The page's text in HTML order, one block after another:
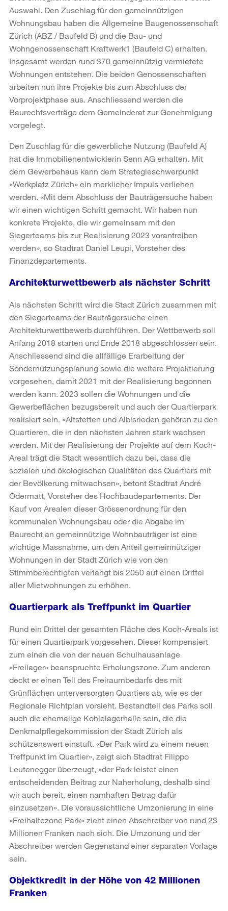
Auswahl. Den Zuschlag für den gemeinnützigen
Wohnungsbau haben die Allgemeine Baugenossenschaft
Zürich (ABZ / Baufeld B) und die Bau- und
Wohngenossenschaft Kraftwerk1 (Baufeld C) erhalten.
Insgesamt werden rund 370 gemeinnützig vermietete
Wohnungen entstehen. Die beiden Genossenschaften
arbeiten nun ihre Projekte bis zum Abschluss der
Vorprojektphase aus. Anschliessend werden die
Baurechtsverträge dem Gemeinderat zur Genehmigung
vorgelegt.
Den Zuschlag für die gewerbliche Nutzung (Baufeld A)
hat die Immobilienentwicklerin Senn AG erhalten. Mit
dem Gewerbehaus kann dem Strategieschwerpunkt
«Werkplatz Zürich» ein merklicher Impuls verliehen
werden. «Mit dem Abschluss der Bauträgersuche haben
wir einen wichtigen Schritt gemacht. Wir haben nun
konkrete Projekte, die wir gemeinsam mit den
Siegerteams bis zur Realisierung 2023 vorantreiben
werden», so Stadtrat Daniel Leupi, Vorsteher des
Finanzdepartements.
Architekturwettbewerb als nächster Schritt
Als nächsten Schritt wird die Stadt Zürich zusammen mit
den Siegerteams der Bauträgersuche einen
Architekturwettbewerb durchführen. Der Wettbewerb soll
Anfang 2018 starten und Ende 2018 abgeschlossen sein.
Anschliessend sind die allfällige Erarbeitung der
Sondernutzungsplanung sowie die weitere Projektierung
vorgesehen, damit 2021 mit der Realisierung begonnen
werden kann. 2023 sollen die Wohnungen und die
Gewerbeflächen bezugsbereit und auch der Quartierpark
realisiert sein. «Altstetten und Albisrieden gehören zu den
Quartieren, die in den nächsten Jahren stark wachsen
werden. Mit der Realisierung der Projekte auf dem Koch-
Areal trägt die Stadt wesentlich dazu bei, dass die
sozialen und ökologischen Qualitäten des Quartiers mit
der Bevölkerung mitwachsen», betont Stadtrat André
Odermatt, Vorsteher des Hochbaudepartements. Der
Kauf von Arealen dieser Grössenordnung für den
kommunalen Wohnungsbau oder die Abgabe im
Baurecht an gemeinnützige Wohnbauträger ist eine
wichtige Massnahme, um den Anteil gemeinnütziger
Wohnungen in der Stadt Zürich wie von den
Stimmberechtigten verlangt bis 2050 auf einen Drittel
aller Mietwohnungen zu erhöhen.
Quartierpark als Treffpunkt im Quartier
Rund ein Drittel der gesamten Fläche des Koch-Areals ist
für einen Quartierpark vorgesehen. Dieser kompensiert
zum einen die von der neuen Schulhausanlage
«Freilager» beanspruchte Erholungszone. Zum anderen
deckt er einen Teil des Freiraumbedarfs des mit
Grünflächen unterversorgten Quartiers ab, wie es der
Regionale Richtplan vorsieht. Bestandteil des Parks soll
auch die ehemalige Kohlelagerhalle sein, die die
Denkmalpflegekommission der Stadt Zürich als
schützenswert einstuft. «Der Park wird zu einem neuen
Treffpunkt im Quartier», zeigt sich Stadtrat Filippo
Leutenegger überzeugt, «der Park leistet einen
entscheidenden Beitrag zur Naherholung, deshalb sind
wir auch bereit, einen namhaften Betrag dafür
einzusetzen». Die voraussichtliche Umzonierung in eine
«Freihaltezone Park» zieht einen Abschreiber von rund 23
Millionen Franken nach sich. Die Umzonung und der
Abschreiber werden Gegenstand einer separaten Vorlage
sein.
Objektkredit in der Höhe von 42 Millionen
Franken